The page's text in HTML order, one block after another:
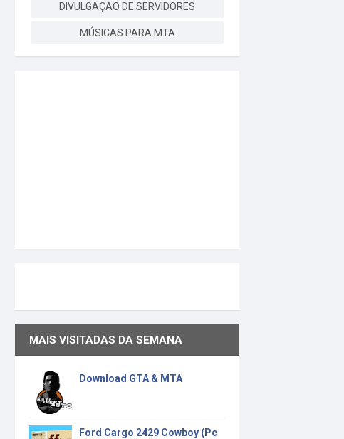
DIVULGAÇÃO DE SERVIDORES
MÚSICAS PARA MTA
MAIS VISITADAS DA SEMANA
Download GTA & MTA
Ford Cargo 2429 Cowboy (Pc